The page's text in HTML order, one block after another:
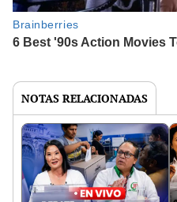
NOTAS RELACIONADAS